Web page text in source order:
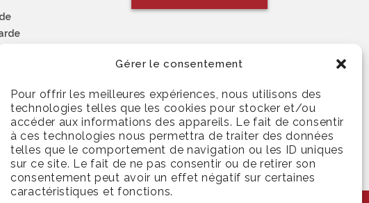
Gérer le consentement
Pour offrir les meilleures expériences, nous utilisons des
technologies telles que les cookies pour stocker et/ou
accéder aux informations des appareils. Le fait de consentir
à ces technologies nous permettra de traiter des données
telles que le comportement de navigation ou les ID uniques
sur ce site. Le fait de ne pas consentir ou de retirer son
consentement peut avoir un effet négatif sur certaines
caractéristiques et fonctions.